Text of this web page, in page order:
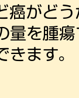
癌がど
量を腫
きます